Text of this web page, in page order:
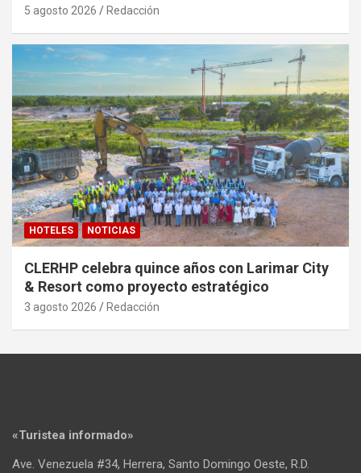
5 agosto 2026 Redacción
HOTELES NOTICIAS
CLERHP celebra quince años con Larimar City
& Resort como proyecto estratégico
3 agosto 2026 Redacción
«Turistea informado»
Ave. Venezuela #34, Herrera, Santo Domingo Oeste, R.D.